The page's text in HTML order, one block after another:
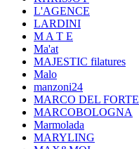
L'AGENCE
LARDINI
M A T E
Ma'at
MAJESTIC filatures
Malo
manzoni24
MARCO DEL FORTE
MARCOBOLOGNA
Marmolada
MARYLING